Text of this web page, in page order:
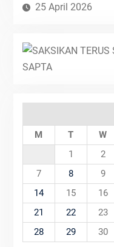
25 April 2026
M T W
1
2
7
8 9
14
15 16
21
22 23
28
29 30